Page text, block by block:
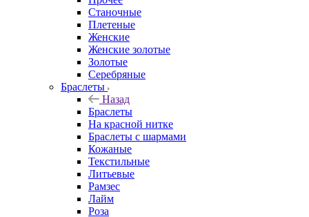
Станочные
Плетеные
Женские
Женские золотые
Золотые
Серебряные
Браслеты
Назад
Браслеты
На красной нитке
Браслеты с шармами
Кожаные
Текстильные
Литьевые
Рамзес
Лайм
Роза